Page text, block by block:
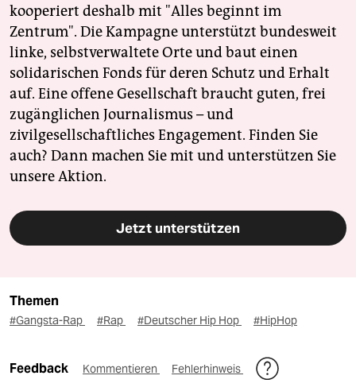
kooperiert deshalb mit "Alles beginnt im
Zentrum". Die Kampagne unterstützt bundesweit
linke, selbstverwaltete Orte und baut einen
solidarischen Fonds für deren Schutz und Erhalt
auf. Eine offene Gesellschaft braucht guten, frei
zugänglichen Journalismus – und
zivilgesellschaftliches Engagement. Finden Sie
auch? Dann machen Sie mit und unterstützen Sie
unsere Aktion.
Jetzt unterstützen
Themen
#Gangsta-Rap #Rap #Deutscher Hip Hop #HipHop
Feedback Kommentieren Fehlerhinweis